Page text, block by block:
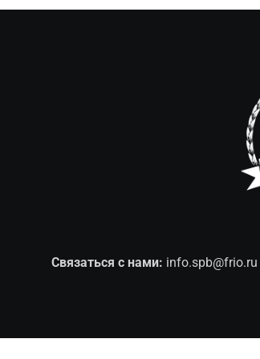
Связаться с нами: info.spb@frio.ru